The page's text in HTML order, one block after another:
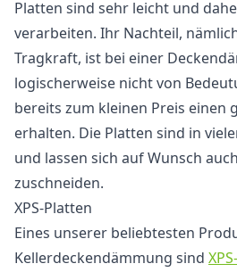
Platten sind sehr leicht und
verarbeiten. Ihr Nachteil,
Tragkraft, ist bei einer
logischerweise nicht von
bereits zum kleinen Preis einen
erhalten. Die Platten sind in
und lassen sich auf Wunsch
zuschneiden.
XPS-Platten
Eines unserer beliebtesten
Kellerdeckendämmung sind